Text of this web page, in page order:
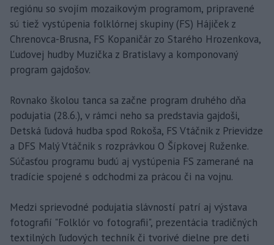
regiónu so svojím mozaikovým programom, pripravené
sú tiež vystúpenia folklórnej skupiny (FS) Hájiček z
Chrenovca-Brusna, FS Kopaničár zo Starého Hrozenkova,
Ľudovej hudby Muzička z Bratislavy a komponovaný
program gajdošov.
Rovnako školou tanca sa začne program druhého dňa
podujatia (28.6.), v rámci neho sa predstavia gajdoši,
Detská ľudová hudba spod Rokoša, FS Vtáčnik z Prievidze
a DFS Malý Vtáčnik s rozprávkou O Šípkovej Ruženke.
Súčasťou programu budú aj vystúpenia FS zamerané na
tradície spojené s odchodmi za prácou či na vojnu.
Medzi sprievodné podujatia slávností patrí aj výstava
fotografií "Folklór vo fotografii", prezentácia tradičných
textilných ľudových techník či tvorivé dielne pre deti